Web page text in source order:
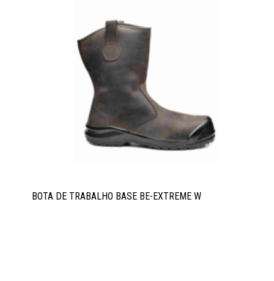
BOTA DE TRABALHO BASE BE-EXTREME W